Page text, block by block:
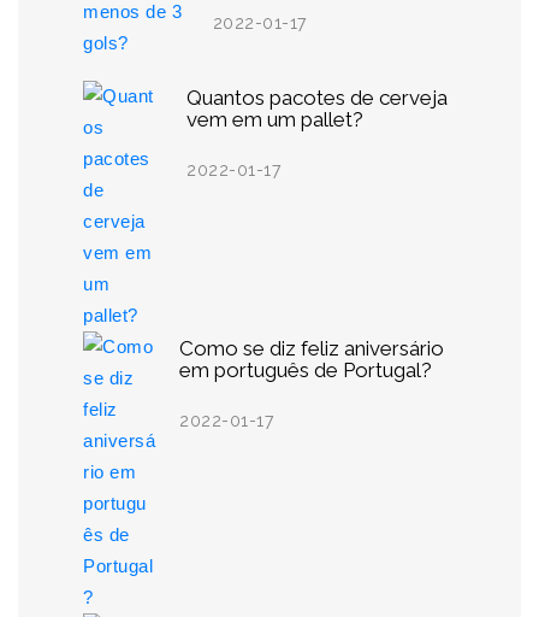
2022-01-17
Quantos pacotes de cerveja
vem em um pallet?
2022-01-17
Como se diz feliz aniversário
em português de Portugal?
2022-01-17